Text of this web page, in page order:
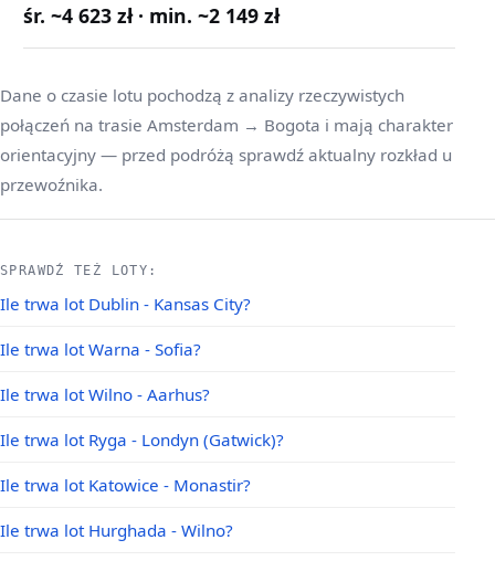
śr. ~4 623 zł · min. ~2 149 zł
Dane o czasie lotu pochodzą z analizy rzeczywistych
połączeń na trasie Amsterdam → Bogota i mają charakter
orientacyjny — przed podróżą sprawdź aktualny rozkład u
przewoźnika.
SPRAWDŹ TEŻ LOTY:
Ile trwa lot Dublin - Kansas City?
Ile trwa lot Warna - Sofia?
Ile trwa lot Wilno - Aarhus?
Ile trwa lot Ryga - Londyn (Gatwick)?
Ile trwa lot Katowice - Monastir?
Ile trwa lot Hurghada - Wilno?